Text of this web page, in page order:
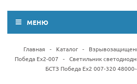
МЕНЮ
Главная - Каталог -
Победа Ex2-007
- Светильник
БСТЗ Победа Ex2 007-320